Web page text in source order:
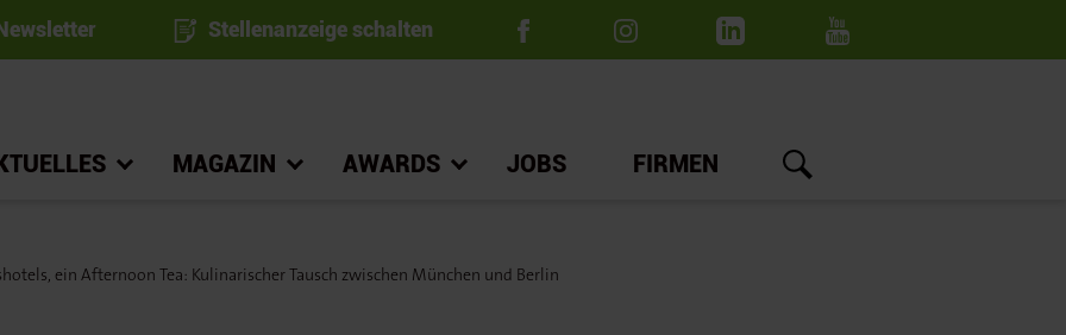
Stellenanzeige schalten
MAGAZIN AWARDS JOBS FIRMEN
ein Afternoon Tea: Kulinarischer Tausch zwischen München und Berlin